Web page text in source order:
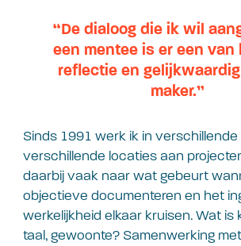
“De dialoog die ik wil
een mentee is er een
reflectie en
maker.”
Sinds 1991 werk ik in
verschillende locaties aan
daarbij vaak naar wat gebeurt
objectieve documenteren en het
werkelijkheid elkaar kruisen. Wat is
taal, gewoonte? Samenwerking